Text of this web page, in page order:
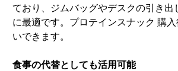
ており、ジムバッグやデスクの引き出
に最適です。プロテインスナック 購
いできます。
食事の代替としても活用可能